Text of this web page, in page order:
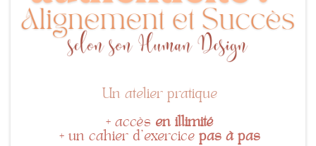
Un atelier pratique
+ accès en illimité
+ un cahier d'exercice pas à pas